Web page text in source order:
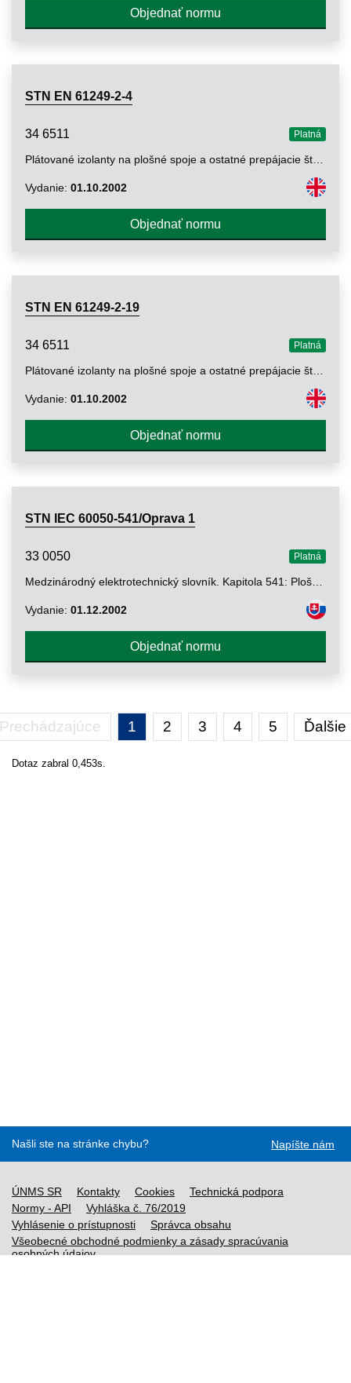
Objednať normu
STN EN 61249-2-4
34 6511 Platná
Vydanie: 01.10.2002
Objednať normu
STN EN 61249-2-19
34 6511 Platná
Vydanie: 01.10.2002
Objednať normu
STN IEC 60050-541/Oprava 1
33 0050 Platná
Vydanie: 01.12.2002
Objednať normu
1 2 3 4 5 Ďalšie
Dotaz zabral 0,453s.
Našli ste na stránke chybu? Napíšte nám
ÚNMS SR Kontakty Cookies
Technická podpora
Normy - API
Vyhláška č. 76/2019
Vyhlásenie o prístupnosti
Správca obsahu
Všeobecné obchodné podmienky a zásady spracúvania
osobných údajov